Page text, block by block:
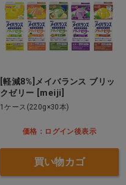
[軽減8%]メイバランス ブリッ
クゼリー [meiji]
1ケース(220g×30本)
価格：ログイン後表示
買い物カゴ